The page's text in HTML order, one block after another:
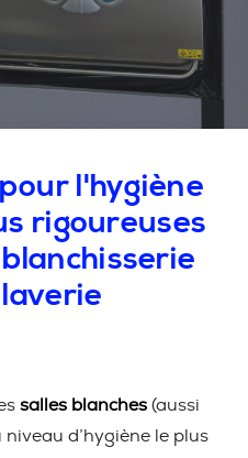
l'hygiène
rigoureuses
salles blanches (aussi
d’hygiène le plus